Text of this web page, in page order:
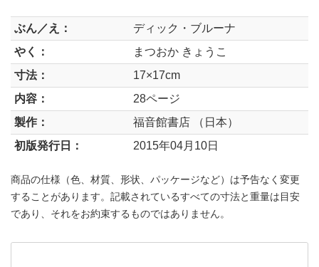
ぶん／え：
ディック・ブルーナ
やく：
まつおか きょうこ
寸法：
17×17cm
内容：
28ページ
製作：
福音館書店 （日本）
初版発行日：
2015年04月10日
商品の仕様（色、材質、形状、パッケージなど）は予告なく変更
することがあります。記載されているすべての寸法と重量は目安
であり、それをお約束するものではありません。